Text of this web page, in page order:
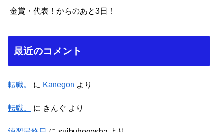
金賞・代表！からのあと3日！
最近のコメント
転職。 に Kanegon より
転職。 に きんぐ より